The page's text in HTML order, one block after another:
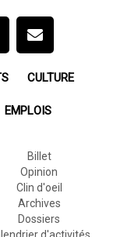
CULTURE
EMPLOIS
Billet
Opinion
Clin d'oeil
Archives
Dossiers